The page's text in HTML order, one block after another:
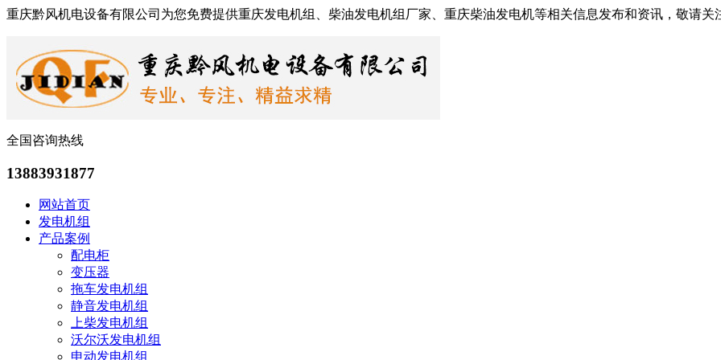
重庆黔风机电设备有限公司为您免费提供重庆发电机组、柴油发电机组厂家、重庆柴油发电机等相关信息发布和资讯，敬请关
全国咨询热线
13883931877
网站首页
发电机组
产品案例
配电柜
变压器
拖车发电机组
静音发电机组
上柴发电机组
沃尔沃发电机组
申动发电机组